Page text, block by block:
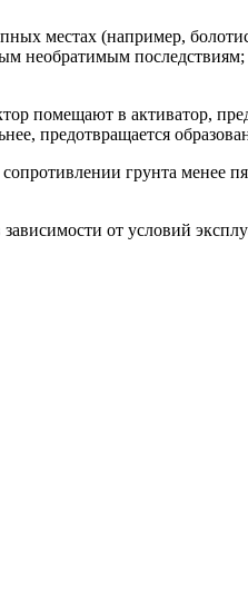
местах (например,
необратимым
помещают в активатор,
предотвращается
грунта менее
от условий